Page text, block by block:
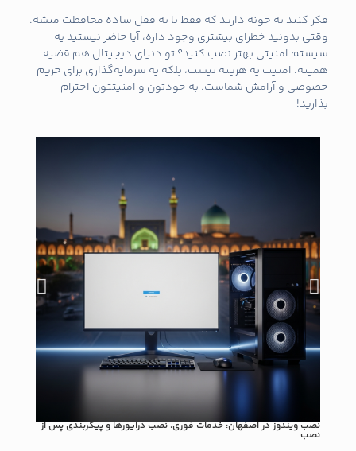
فکر کنید یه خونه دارید که فقط با یه قفل ساده محافظت میشه.
وقتی بدونید خطرای بیشتری وجود داره، آیا حاضر نیستید یه
سیستم امنیتی بهتر نصب کنید؟ تو دنیای دیجیتال هم قضیه
همینه. امنیت یه هزینه نیست، بلکه یه سرمایه‌گذاری برای حریم
خصوصی و آرامش شماست. به خودتون و امنیتتون احترام
بذارید!
نصب ویندوز در اصفهان: خدمات فوری، نصب درایورها و پیکربندی پس از
نصب